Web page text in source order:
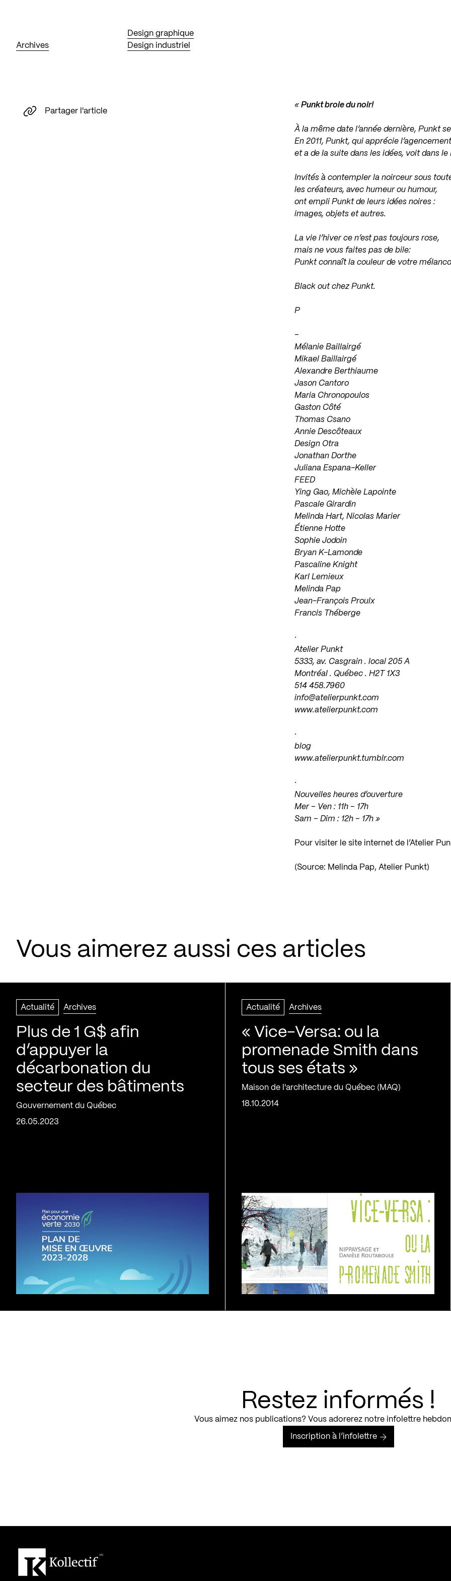
Archives
Design graphique
Design industriel
«Punkt broie du noir!
À la même date l’année dernière, Punkt
En 2011, Punkt, qui apprécie
et a de la suite dans les idées, voit dans le
Invités à contempler la noirceur sous
les créateurs, avec humeur ou humour,
ont empli Punkt de leurs idées noires :
images, objets et autres.
La vie l’hiver ce n’est pas toujours rose,
mais ne vous faites pas de bile:
Punkt connaît la couleur de votre
Black out chez Punkt.
P
–
Mélanie Baillairgé
Mikael Baillairgé
Alexandre Berthiaume
Jason Cantoro
Maria Chronopoulos
Gaston Côté
Thomas Csano
Annie Descôteaux
Design Otra
Jonathan Dorthe
Juliana Espana-Keller
FEED
Ying Gao, Michèle Lapointe
Pascale Girardin
Melinda Hart, Nicolas Marier
Étienne Hotte
Sophie Jodoin
Bryan K-Lamonde
Pascaline Knight
Karl Lemieux
Melinda Pap
Jean-François Proulx
Francis Théberge
·
Atelier Punkt
5333, av. Casgrain . local 205 A
Montréal . Québec . H2T 1X3
514 458.7960
info@atelierpunkt.com
www.atelierpunkt.com
·
blog
www.atelierpunkt.tumblr.com
·
Nouvelles heures d’ouverture
Mer – Ven : 11h – 17h
Sam – Dim : 12h – 17h »
Pour visiter le site internet de l’Atelier
(Source: Melinda Pap, Atelier Punkt)
Partager l'article
Vous aimerez aussi ces articles
Actualité Archives
Plus de 1 G$ afin
d’appuyer la
décarbonation du
secteur des bâtiments
Gouvernement du Québec
26.05.2023
Actualité Archives
« Vice-Versa: ou la
promenade Smith dans
tous ses états »
Maison de l'architecture du Québec (MAQ)
18.10.2014
Restez informés !
Vous aimez nos publications? Vous adorerez notre infolettre
Inscription à l’infolettre